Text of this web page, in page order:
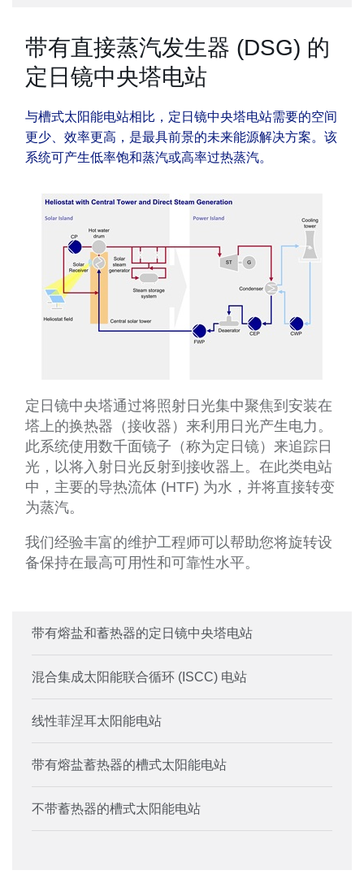
带有直接蒸汽发生器 (DSG) 的
定日镜中央塔电站
与槽式太阳能电站相比，定日镜中央塔电站需要的空间
更少、效率更高，是最具前景的未来能源解决方案。该
系统可产生低率饱和蒸汽或高率过热蒸汽。
定日镜中央塔通过将照射日光集中聚焦到安装在
塔上的换热器（接收器）来利用日光产生电力。
此系统使用数千面镜子（称为定日镜）来追踪日
光，以将入射日光反射到接收器上。在此类电站
中，主要的导热流体 (HTF) 为水，并将直接转变
为蒸汽。
我们经验丰富的维护工程师可以帮助您将旋转设
备保持在最高可用性和可靠性水平。
带有熔盐和蓄热器的定日镜中央塔电站
混合集成太阳能联合循环 (ISCC) 电站
线性菲涅耳太阳能电站
带有熔盐蓄热器的槽式太阳能电站
不带蓄热器的槽式太阳能电站